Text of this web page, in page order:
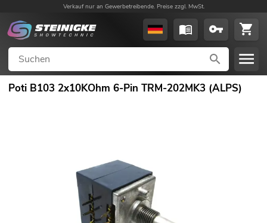
Verkauf nur an Gewerbetreibende. Preise zzgl. MwSt.
Poti B103 2x10KOhm 6-Pin TRM-202MK3 (ALPS)